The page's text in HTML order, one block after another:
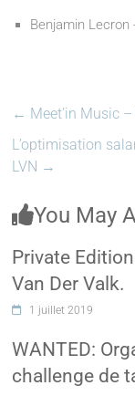
Benjamin Lecron
← Meet’in Music –
L’optimisation
LVN →
You May
Private
Van Der Valk.
1 juillet 2019
WANTED:
challenge de